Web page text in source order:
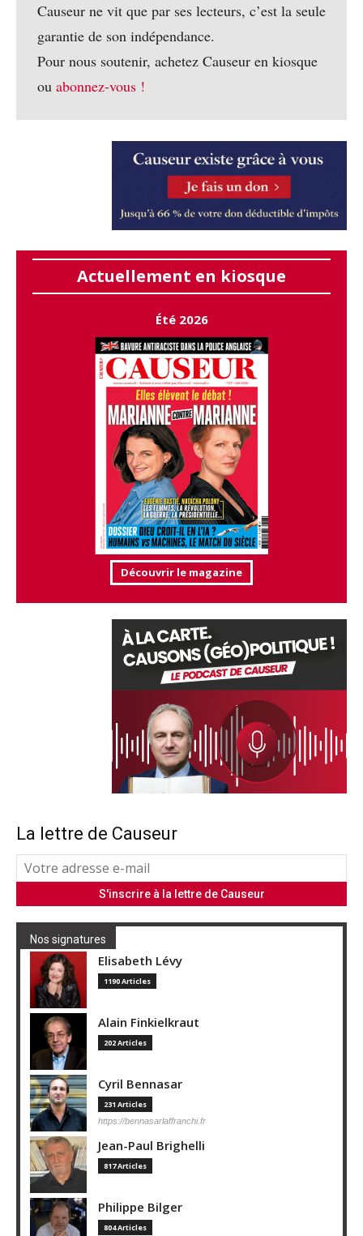
Causeur ne vit que par ses lecteurs, c’est la seule
garantie de son indépendance.
Pour nous soutenir, achetez Causeur en kiosque
ou abonnez-vous !
Actuellement en kiosque
Été 2026
Découvrir le magazine
La lettre de Causeur
Nos signatures
Elisabeth Lévy
1190 Articles
Alain Finkielkraut
202 Articles
Cyril Bennasar
231 Articles
https://bennasarlaffranchi.fr
Jean-Paul Brighelli
817 Articles
Philippe Bilger
804 Articles